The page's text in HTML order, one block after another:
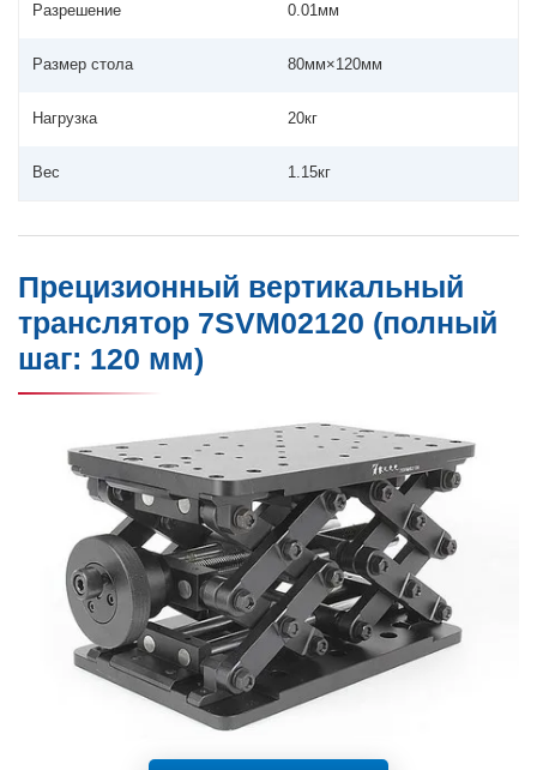
Разрешение 0.01мм
Размер стола 80мм×120мм
Нагрузка 20кг
Вес 1.15кг
Прецизионный вертикальный
транслятор 7SVM02120 (полный
шаг: 120 мм)